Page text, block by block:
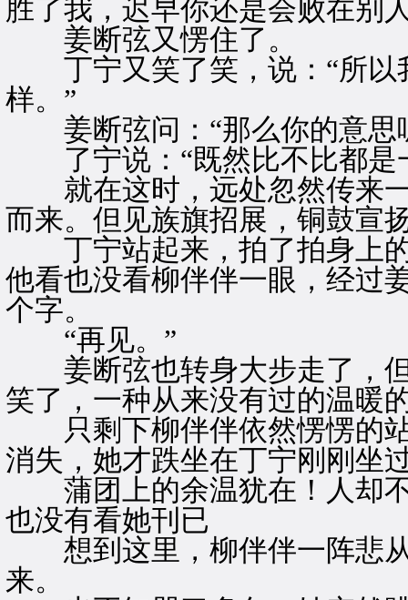
胜了我，迟早你还是会败在别
姜断弦又愣住了。
丁宁又笑了笑，说：“所以
样。”
姜断弦问：“那么你的意思
了宁说：“既然比不比都是
就在这时，远处忽然传来一
而来。但见族旗招展，铜鼓宣
丁宁站起来，拍了拍身上的
他看也没看柳伴伴一眼，经过
个字。
“再见。”
姜断弦也转身大步走了，但
笑了，一种从来没有过的温暖
只剩下柳伴伴依然愣愣的站
消失，她才跌坐在丁宁刚刚坐
蒲团上的余温犹在！人却不
也没有看她刊已
想到这里，柳伴伴一阵悲从
来。